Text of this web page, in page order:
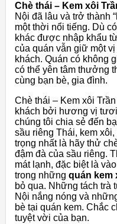
Chè thái – Kem xôi
Nội đã lâu và trở thành
một thời nổi tiếng. Dù
khác được nhập khẩu
của quán vẫn giữ một
khách. Quán có không
có thể yên tâm thưởng
cùng bạn bè, gia đình.
Chè thái – Kem xôi
khách bởi hương vị
chúng tôi chia sẻ đến
sầu riêng Thái, kem
trọng nhất là hãy thử
đậm đà của sầu riêng.
mát lạnh, đặc biệt là
trong những quán kem
bỏ qua. Những tách
Nội nắng nóng và
bè tại quán kem. Chắc
tuyệt vời của bạn.